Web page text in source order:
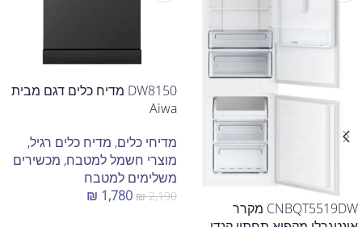
CNBQT5519DW מקרר
DW8150 מדיח כלים דגם מבית
Aiwa
מדיחי כלים, מדיח כלים רגיל,
מוצרי חשמל למטבח, מכשירים
משלימים למטבח
₪2,190
₪ 1,780